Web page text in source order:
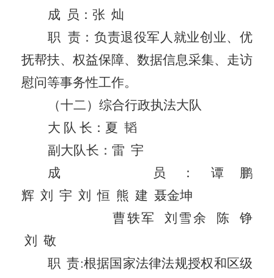
成
员： 张 灿
职 责：负责退役军人就业创业、优
抚帮扶、权益保障、数据信息采集、走访
慰问等事务性工作。
（十二）综合行政执法大队
大 队 长： 夏 韬
副大队长： 雷 宇
成
员：谭鹏
辉 刘 宇 刘 恒 熊 建 聂金坤
曹轶军
刘雪余 陈
铮
刘
敬
职 责:根据国家法律法规授权和区级